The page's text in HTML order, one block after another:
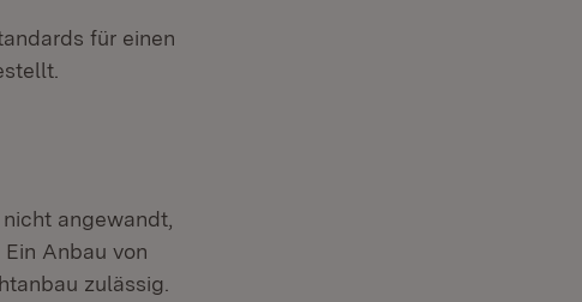
für einen
angewandt,
Anbau von
zulässig.